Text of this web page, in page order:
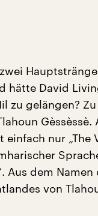
hätte David
zu gelängen?
nur „The
Aus dem
von